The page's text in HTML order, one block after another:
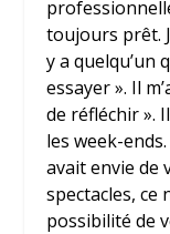
toujours prêt.
y a quelqu’un
essayer ». Il
de réfléchir ».
les week-
avait envie de
spectacles, ce
possibilité de